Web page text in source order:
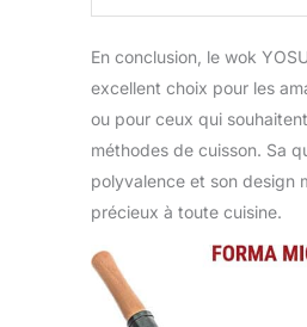
à
En conclusion, le wok
excellent choix pour les
ou pour ceux qui
méthodes de cuisson. Sa
polyvalence et son design
précieux à toute cuisine.